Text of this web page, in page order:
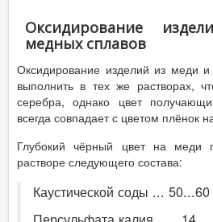
Оксидирование
медных сплавов
Оксидирование изделий из меди
выполнить в тех же растворах,
серебра, однако цвет
всегда совпадает с цветом плёнок
Глубокий чёрный цвет на меди
растворе следующего состава:
Каустической соды ... 50...60